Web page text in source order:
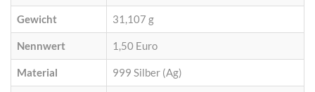
Gewicht 31,107 g
Nennwert 1,50 Euro
Material 999 Silber (Ag)